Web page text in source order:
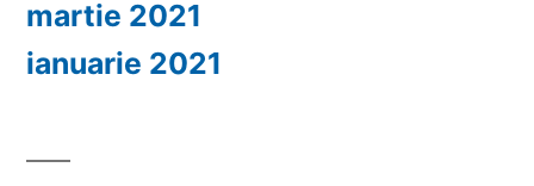
martie 2021
ianuarie 2021